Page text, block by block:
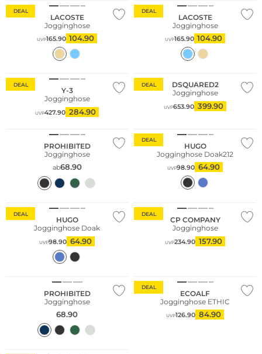
DEAL
LACOSTE
Jogginghose
UVP165.90 104.90
DEAL
LACOSTE
Jogginghose
UVP165.90 104.90
DEAL
Y-3
Jogginghose
UVP427.90 284.90
DEAL
DSQUARED2
Jogginghose
UVP653.90 399.90
PROHIBITED
Jogginghose
ab68.90
DEAL
HUGO
Jogginghose Doak212
UVP98.90 64.90
DEAL
HUGO
Jogginghose Doak
UVP98.90 64.90
DEAL
CP COMPANY
Jogginghose
UVP234.90 157.90
PROHIBITED
Jogginghose
68.90
DEAL
ECOALF
Jogginghose ETHIC
UVP126.90 84.90